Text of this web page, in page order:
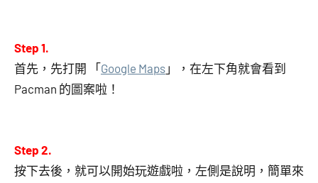
Step 1.
首先，先打開 「Google Maps 」，在左下角就會看到
Pacman 的圖案啦！
Step 2.
按下去後，就可以開始玩遊戲啦，左側是說明，簡單來